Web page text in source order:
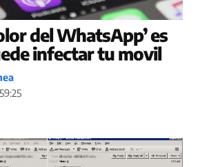
del WhatsApp’ es
infectar tu movil